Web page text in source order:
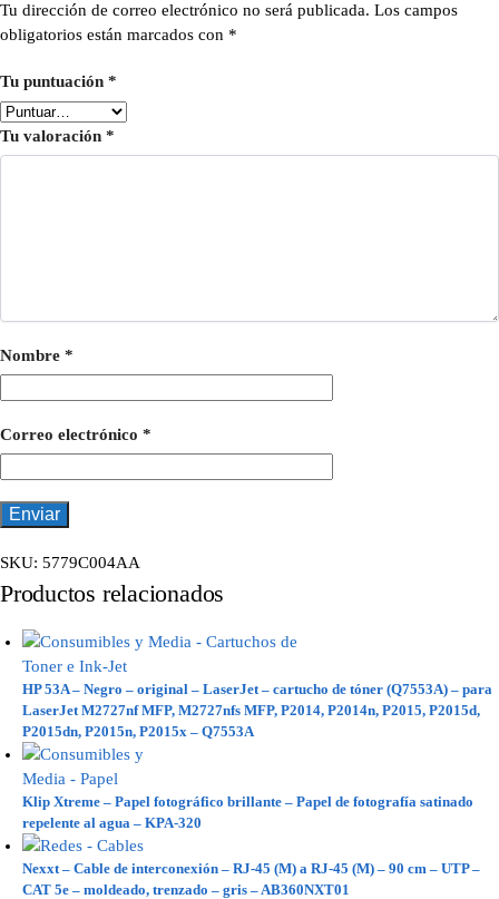
Tu dirección de correo electrónico no será publicada. Los campos
obligatorios están marcados con *
Tu puntuación *
Tu valoración *
Nombre *
Correo electrónico *
SKU: 5779C004AA
Productos relacionados
HP 53A – Negro – original – LaserJet – cartucho de tóner (Q7553A) – para
LaserJet M2727nf MFP, M2727nfs MFP, P2014, P2014n, P2015, P2015d,
P2015dn, P2015n, P2015x – Q7553A
Klip Xtreme – Papel fotográfico brillante – Papel de fotografía satinado
repelente al agua – KPA-320
Nexxt – Cable de interconexión – RJ-45 (M) a RJ-45 (M) – 90 cm – UTP –
CAT 5e – moldeado, trenzado – gris – AB360NXT01